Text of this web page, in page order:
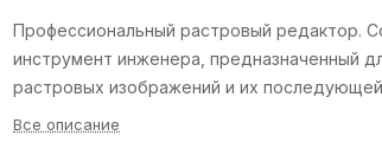
Профессиональный растровый редактор.
инструмент инженера, предназначенный
растровых изображений и их последующей
Все описание